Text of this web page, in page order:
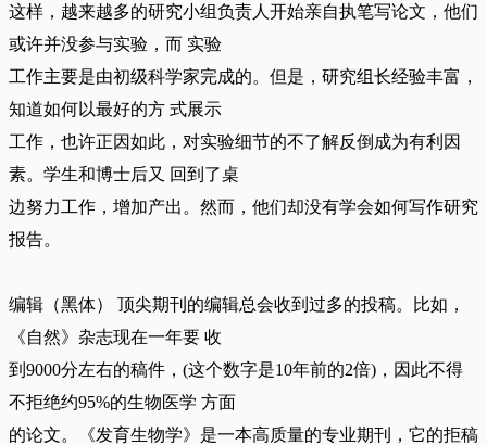
这样，越来越多的研究小组负责人开始亲自执笔写论文，他们
或许并没参与实验，而 实验
工作主要是由初级科学家完成的。但是，研究组长经验丰富，
知道如何以最好的方 式展示
工作，也许正因如此，对实验细节的不了解反倒成为有利因
素。学生和博士后又 回到了桌
边努力工作，增加产出。然而，他们却没有学会如何写作研究
报告。
编辑（黑体） 顶尖期刊的编辑总会收到过多的投稿。比如，
《自然》杂志现在一年要 收
到9000分左右的稿件，(这个数字是10年前的2倍)，因此不得
不拒绝约95%的生物医学 方面
的论文。《发育生物学》是一本高质量的专业期刊，它的拒稿